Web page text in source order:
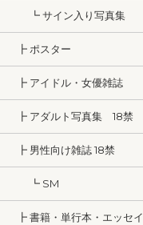
┗ サイン入り写真集
┣ ポスター
┣ アイドル・女優雑誌
┣ アダルト写真集 18禁
┣ 男性向け雑誌 18禁
┗ SM
┣ 書籍・単行本・エッセイ